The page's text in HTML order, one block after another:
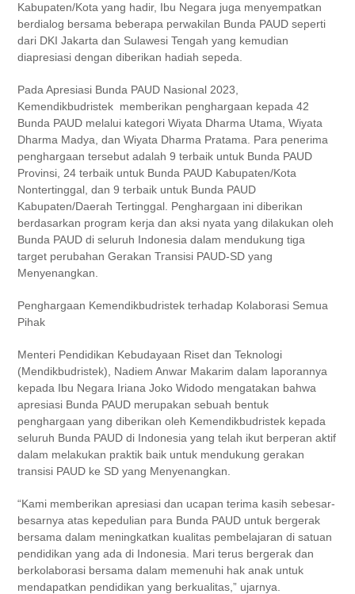
Kabupaten/Kota yang hadir, Ibu Negara juga menyempatkan
berdialog bersama beberapa perwakilan Bunda PAUD seperti
dari DKI Jakarta dan Sulawesi Tengah yang kemudian
diapresiasi dengan diberikan hadiah sepeda.
Pada Apresiasi Bunda PAUD Nasional 2023,
Kemendikbudristek memberikan penghargaan kepada 42
Bunda PAUD melalui kategori Wiyata Dharma Utama, Wiyata
Dharma Madya, dan Wiyata Dharma Pratama. Para penerima
penghargaan tersebut adalah 9 terbaik untuk Bunda PAUD
Provinsi, 24 terbaik untuk Bunda PAUD Kabupaten/Kota
Nontertinggal, dan 9 terbaik untuk Bunda PAUD
Kabupaten/Daerah Tertinggal. Penghargaan ini diberikan
berdasarkan program kerja dan aksi nyata yang dilakukan oleh
Bunda PAUD di seluruh Indonesia dalam mendukung tiga
target perubahan Gerakan Transisi PAUD-SD yang
Menyenangkan.
Penghargaan Kemendikbudristek terhadap Kolaborasi Semua
Pihak
Menteri Pendidikan Kebudayaan Riset dan Teknologi
(Mendikbudristek), Nadiem Anwar Makarim dalam laporannya
kepada Ibu Negara Iriana Joko Widodo mengatakan bahwa
apresiasi Bunda PAUD merupakan sebuah bentuk
penghargaan yang diberikan oleh Kemendikbudristek kepada
seluruh Bunda PAUD di Indonesia yang telah ikut berperan aktif
dalam melakukan praktik baik untuk mendukung gerakan
transisi PAUD ke SD yang Menyenangkan.
“Kami memberikan apresiasi dan ucapan terima kasih sebesar-
besarnya atas kepedulian para Bunda PAUD untuk bergerak
bersama dalam meningkatkan kualitas pembelajaran di satuan
pendidikan yang ada di Indonesia. Mari terus bergerak dan
berkolaborasi bersama dalam memenuhi hak anak untuk
mendapatkan pendidikan yang berkualitas,” ujarnya.